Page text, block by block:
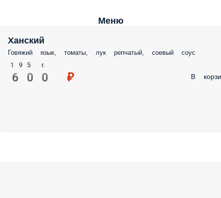
Меню
Ханский
Говяжий язык, томаты, лук репчатый, соевый соус
195 г.
600 ₽ В